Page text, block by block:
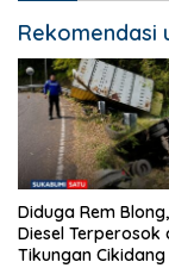
Rekomendasi
Diduga Rem
Diesel Terperosok
Tikungan